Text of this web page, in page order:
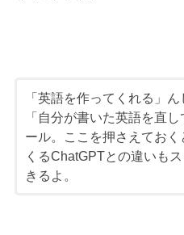
「英語を作ってくれる」ん
「自分が書いた英語を直
ール。ここを押さえておく
くるChatGPTとの違いも
きるよ。